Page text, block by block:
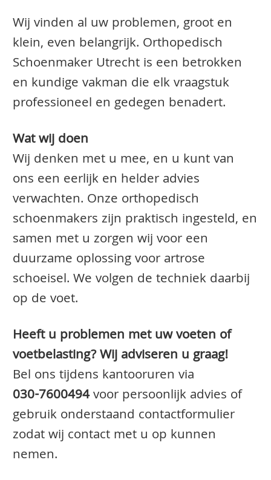
Wij vinden al uw problemen, groot en
klein, even belangrijk. Orthopedisch
Schoenmaker Utrecht is een betrokken
en kundige vakman die elk vraagstuk
professioneel en gedegen benadert.
Wat wij doen
Wij denken met u mee, en u kunt van
ons een eerlijk en helder advies
verwachten. Onze orthopedisch
schoenmakers zijn praktisch ingesteld, en
samen met u zorgen wij voor een
duurzame oplossing voor artrose
schoeisel. We volgen de techniek daarbij
op de voet.
Heeft u problemen met uw voeten of
voetbelasting? Wij adviseren u graag!
Bel ons tijdens kantooruren via
030-7600494voor persoonlijk advies of
gebruik onderstaand contactformulier
zodat wij contact met u op kunnen
nemen.